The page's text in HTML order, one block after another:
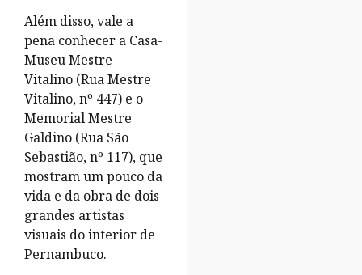
Além disso, vale a
pena conhecer a Casa-
Museu Mestre
Vitalino (Rua Mestre
Vitalino, nº 447) e o
Memorial Mestre
Galdino (Rua São
Sebastião, nº 117), que
mostram um pouco da
vida e da obra de dois
grandes artistas
visuais do interior de
Pernambuco.